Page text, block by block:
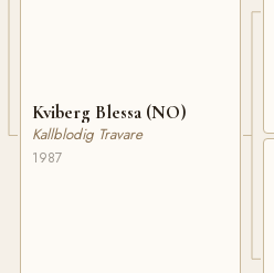
Kviberg Blessa (NO)
Kallblodig Travare
1987